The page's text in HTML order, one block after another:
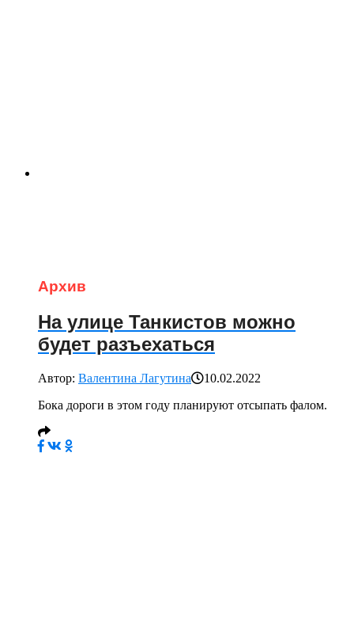
Архив
На улице Танкистов можно
будет разъехаться
Автор: Валентина Лагутина
10.02.2022
Бока дороги в этом году планируют отсыпать фалом.